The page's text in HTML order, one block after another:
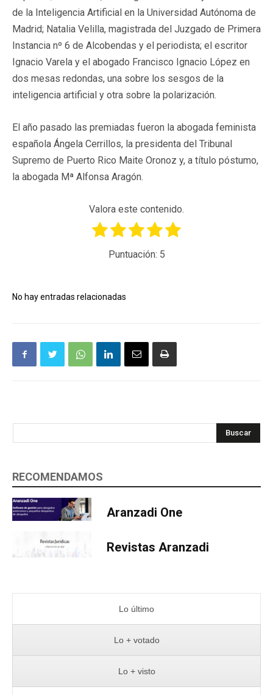
de la Inteligencia Artificial en la Universidad Autónoma de
Madrid; Natalia Velilla, magistrada del Juzgado de Primera
Instancia nº 6 de Alcobendas y el periodista; el escritor
Ignacio Varela y el abogado Francisco Ignacio López en
dos mesas redondas, una sobre los sesgos de la
inteligencia artificial y otra sobre la polarización.
El año pasado las premiadas fueron la abogada feminista
española Ángela Cerrillos, la presidenta del Tribunal
Supremo de Puerto Rico Maite Oronoz y, a título póstumo,
la abogada Mª Alfonsa Aragón.
Valora este contenido.
Puntuación: 5
No hay entradas relacionadas
Buscar
RECOMENDAMOS
Aranzadi One
Revistas Aranzadi
Lo último
Lo + votado
Lo + visto